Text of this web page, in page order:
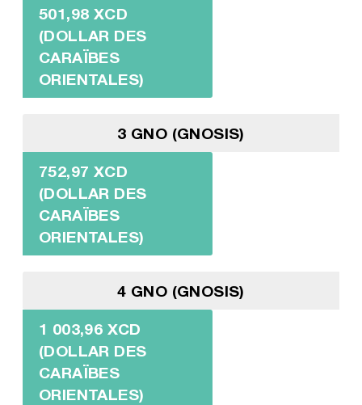
501,98 XCD
(DOLLAR DES
CARAÏBES
ORIENTALES)
3 GNO (GNOSIS)
752,97 XCD
(DOLLAR DES
CARAÏBES
ORIENTALES)
4 GNO (GNOSIS)
1 003,96 XCD
(DOLLAR DES
CARAÏBES
ORIENTALES)